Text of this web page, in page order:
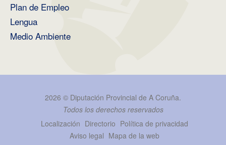
Plan de Empleo
Lengua
Medio Ambiente
2026 © Diputación Provincial de A Coruña.
Todos los derechos reservados
Localización Directorio Política de privacidad
Aviso legal Mapa de la web